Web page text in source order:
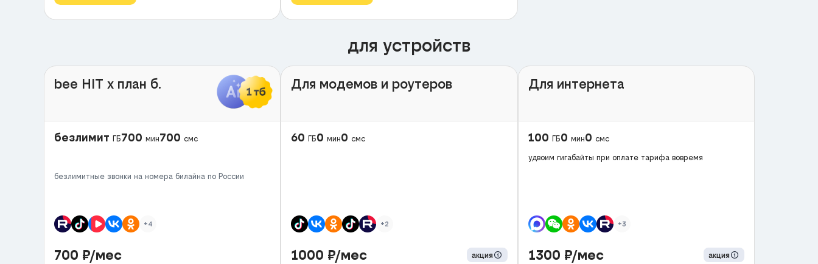
для устройств
bee HIT x план б.
безлимит ГБ700 мин700 смс
безлимитные звонки на номера билайна по России
+4
700 ₽/мес
Для модемов и роутеров
60 ГБ0 мин0 смс
+2
1000 ₽/мес акция
Для интернета
100 ГБ0 мин0 смс
удвоим гигабайты при оплате тарифа вовремя
+3
1300 ₽/мес акция